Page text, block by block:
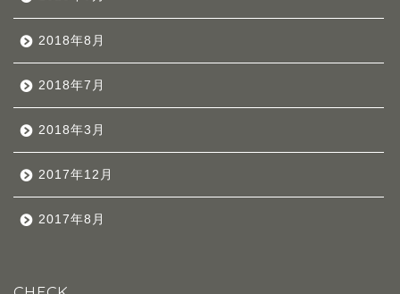
2018年8月
2018年7月
2018年3月
2017年12月
2017年8月